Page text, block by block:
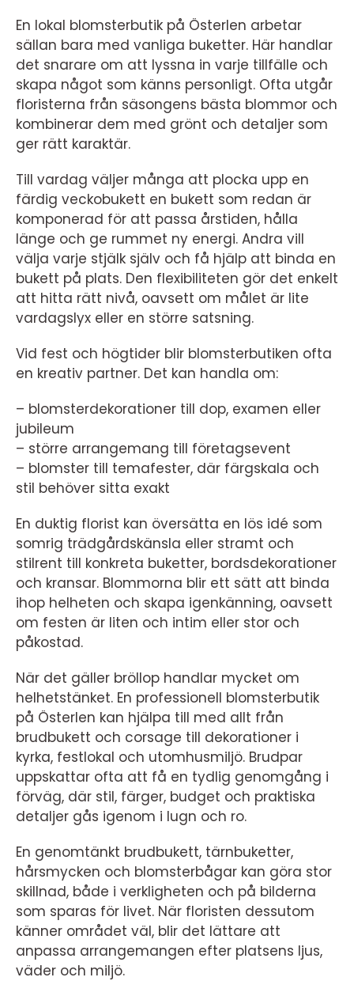
En lokal blomsterbutik på Österlen arbetar
sällan bara med vanliga buketter. Här handlar
det snarare om att lyssna in varje tillfälle och
skapa något som känns personligt. Ofta utgår
floristerna från säsongens bästa blommor och
kombinerar dem med grönt och detaljer som
ger rätt karaktär.
Till vardag väljer många att plocka upp en
färdig veckobukett en bukett som redan är
komponerad för att passa årstiden, hålla
länge och ge rummet ny energi. Andra vill
välja varje stjälk själv och få hjälp att binda en
bukett på plats. Den flexibiliteten gör det enkelt
att hitta rätt nivå, oavsett om målet är lite
vardagslyx eller en större satsning.
Vid fest och högtider blir blomsterbutiken ofta
en kreativ partner. Det kan handla om:
– blomsterdekorationer till dop, examen eller
jubileum
– större arrangemang till företagsevent
– blomster till temafester, där färgskala och
stil behöver sitta exakt
En duktig florist kan översätta en lös idé som
somrig trädgårdskänsla eller stramt och
stilrent till konkreta buketter, bordsdekorationer
och kransar. Blommorna blir ett sätt att binda
ihop helheten och skapa igenkänning, oavsett
om festen är liten och intim eller stor och
påkostad.
När det gäller bröllop handlar mycket om
helhetstänket. En professionell blomsterbutik
på Österlen kan hjälpa till med allt från
brudbukett och corsage till dekorationer i
kyrka, festlokal och utomhusmiljö. Brudpar
uppskattar ofta att få en tydlig genomgång i
förväg, där stil, färger, budget och praktiska
detaljer gås igenom i lugn och ro.
En genomtänkt brudbukett, tärnbuketter,
hårsmycken och blomsterbågar kan göra stor
skillnad, både i verkligheten och på bilderna
som sparas för livet. När floristen dessutom
känner området väl, blir det lättare att
anpassa arrangemangen efter platsens ljus,
väder och miljö.